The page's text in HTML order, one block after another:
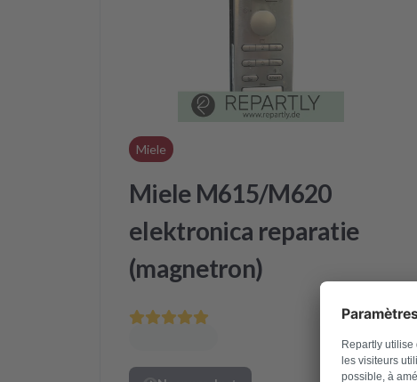
Miele
Miele M615/M620
elektronica reparatie
(magnetron)